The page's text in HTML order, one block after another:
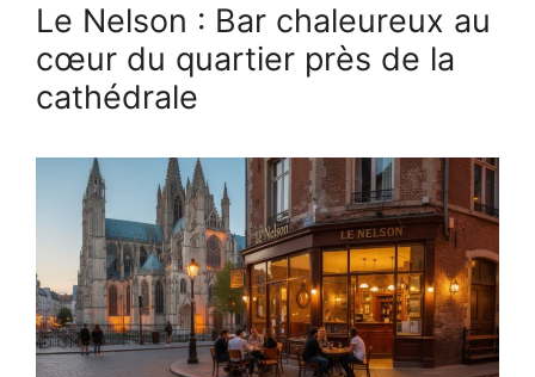
Le Nelson : Bar chaleureux au
cœur du quartier près de la
cathédrale